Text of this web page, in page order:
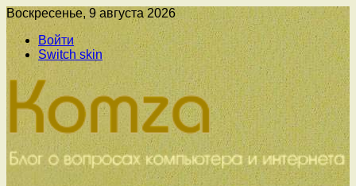
Воскресенье, 9 августа 2026
Войти
Switch skin